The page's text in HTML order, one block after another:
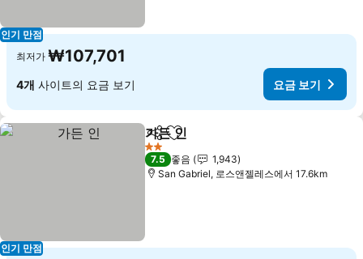
인기 만점
최저가 ₩107,701
4개 사이트의 요금 보기 요금 보기
인기 만점
공유 즐겨찾기에 추가
가든 인
2 성급
7.5 좋음
1,943
San Gabriel, 로스앤젤레스에서 17.6km